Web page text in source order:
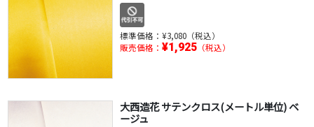
標準価格： ¥3,080（税込）
販売価格： ¥1,925（税込）
大西造花 サテンクロス(メートル単位) ベ
ージュ